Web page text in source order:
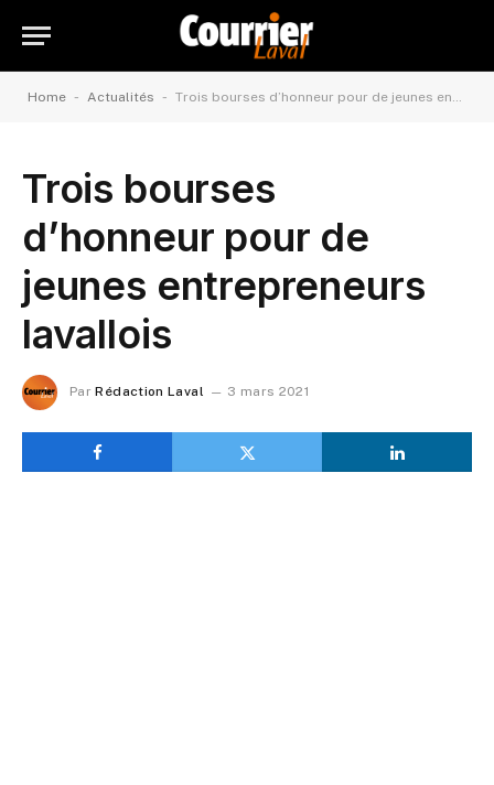
Home - Actualités - Trois bourses d’honneur pour de jeunes entrepreneurs lavallois
Trois bourses
d’honneur pour de
jeunes entrepreneurs
lavallois
Par Rédaction Laval 3 mars 2021